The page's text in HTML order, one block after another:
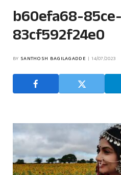
b60efa68-
83cf592f24e0
BY SANTHOSH BAGILAGADDE 14/07/2023